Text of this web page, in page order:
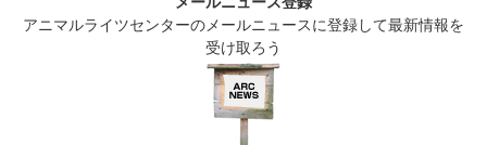
アニマルライツセンターのメールニュースに登録して最新情報を
受け取ろう